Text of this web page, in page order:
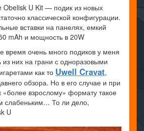
Obelisk U Kit — подик из новых
классической конфигурации.
вставки на панелях, емкий
mAh и мощность в 20W
время очень много подиков у меня
из них на грани с одноразовыми
как то Uwell Cravat,
обзора. Но в его случае и при
«более взрослому» формату такое
слабеньким… То ли дело,
U